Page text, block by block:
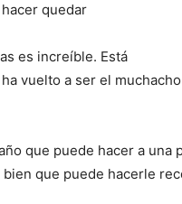
quedar
es increíble. Está
vuelto a ser el
que puede hacer a una
que puede hacerle